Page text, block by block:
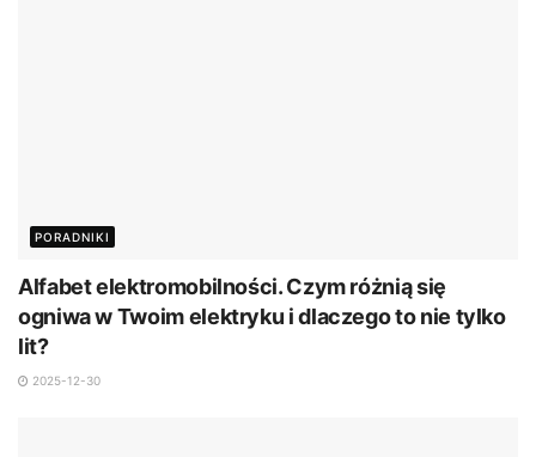
PORADNIKI
Alfabet elektromobilności. Czym różnią się
ogniwa w Twoim elektryku i dlaczego to nie tylko
lit?
2025-12-30